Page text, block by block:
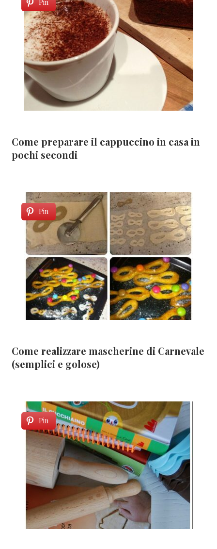
Pin
Come preparare il cappuccino in casa in
pochi secondi
Pin
Come realizzare mascherine di Carnevale
(semplici e golose)
Pin